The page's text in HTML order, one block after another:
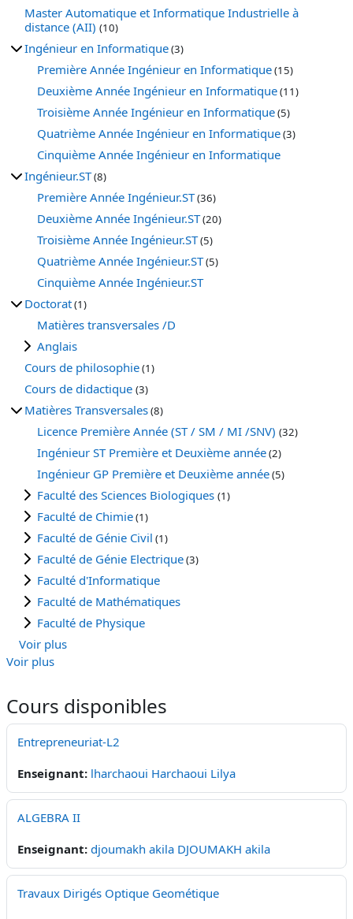
Master Automatique et Informatique Industrielle à
distance (AII) (10)
Ingénieur en Informatique(3)
Première Année Ingénieur en Informatique(15)
Deuxième Année Ingénieur en Informatique(11)
Troisième Année Ingénieur en Informatique(5)
Quatrième Année Ingénieur en Informatique(3)
Cinquième Année Ingénieur en Informatique
Ingénieur.ST(8)
Première Année Ingénieur.ST(36)
Deuxième Année Ingénieur.ST(20)
Troisième Année Ingénieur.ST(5)
Quatrième Année Ingénieur.ST(5)
Cinquième Année Ingénieur.ST
Doctorat(1)
Matières transversales /D
Anglais
Cours de philosophie(1)
Cours de didactique (3)
Matières Transversales(8)
Licence Première Année (ST / SM / MI /SNV) (32)
Ingénieur ST Première et Deuxième année(2)
Ingénieur GP Première et Deuxième année(5)
Faculté des Sciences Biologiques (1)
Faculté de Chimie(1)
Faculté de Génie Civil (1)
Faculté de Génie Electrique(3)
Faculté d'Informatique
Faculté de Mathématiques
Faculté de Physique
Voir plus
Voir plus
Cours disponibles
Entrepreneuriat-L2
Enseignant: lharchaoui Harchaoui Lilya
ALGEBRA II
Enseignant: djoumakh akila DJOUMAKH akila
Travaux Dirigés Optique Geométique